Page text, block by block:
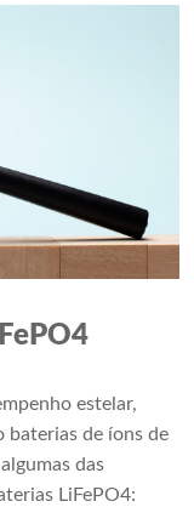
estelar,
baterias de íons de
das
LiFePO4: